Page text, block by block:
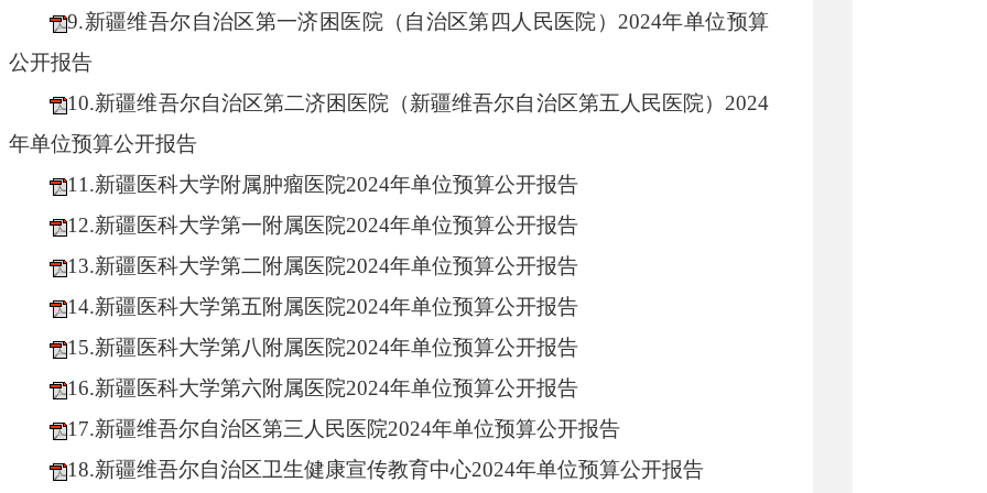
9.新疆维吾尔自治区第一济困医院（自治区第四人民医院）2024年单位预算
公开报告
10.新疆维吾尔自治区第二济困医院（新疆维吾尔自治区第五人民医院）2024
年单位预算公开报告
11.新疆医科大学附属肿瘤医院2024年单位预算公开报告
12.新疆医科大学第一附属医院2024年单位预算公开报告
13.新疆医科大学第二附属医院2024年单位预算公开报告
14.新疆医科大学第五附属医院2024年单位预算公开报告
15.新疆医科大学第八附属医院2024年单位预算公开报告
16.新疆医科大学第六附属医院2024年单位预算公开报告
17.新疆维吾尔自治区第三人民医院2024年单位预算公开报告
18.新疆维吾尔自治区卫生健康宣传教育中心2024年单位预算公开报告